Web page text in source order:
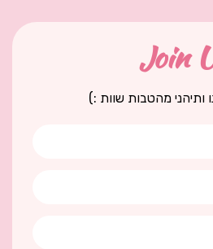
Join
ותיהני מהטבות שוות :)